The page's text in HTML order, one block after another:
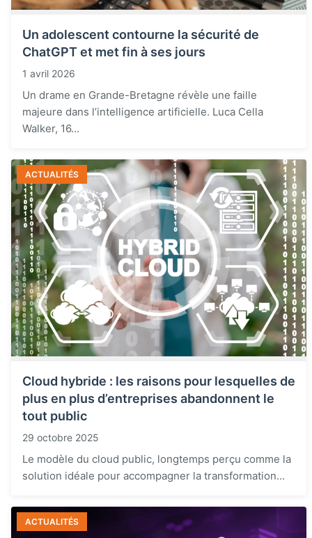
Un adolescent contourne la sécurité de
ChatGPT et met fin à ses jours
1 avril 2026
Un drame en Grande-Bretagne révèle une faille
majeure dans l’intelligence artificielle. Luca Cella
Walker, 16...
ACTUALITÉS
Cloud hybride : les raisons pour lesquelles de
plus en plus d’entreprises abandonnent le
tout public
29 octobre 2025
Le modèle du cloud public, longtemps perçu comme la
solution idéale pour accompagner la transformation...
ACTUALITÉS